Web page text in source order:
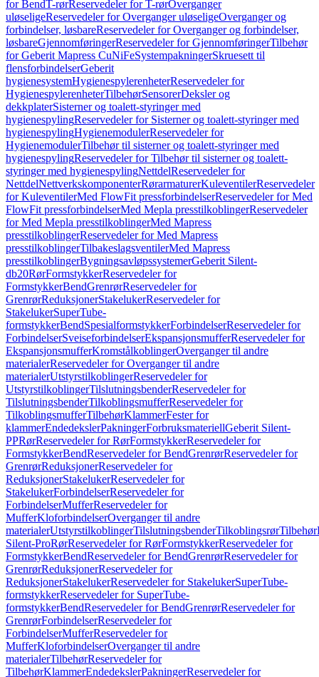
for BendT-rørReservedeler for T-rørOverganger
uløseligeReservedeler for Overganger uløseligeOverganger og
forbindelser, løsbareReservedeler for Overganger og forbindelser,
løsbareGjennomføringerReservedeler for GjennomføringerTilbehør
for Geberit Mapress CuNiFeSystempakningerSkruesett til
flensforbindelserGeberit
hygienesystemHygienespylerenheterReservedeler for
HygienespylerenheterTilbehørSensorerDeksler og
dekkplaterSisterner og toalett-styringer med
hygienespylingReservedeler for Sisterner og toalett-styringer med
hygienespylingHygienemodulerReservedeler for
HygienemodulerTilbehør til sisterner og toalett-styringer med
hygienespylingReservedeler for Tilbehør til sisterner og toalett-
styringer med hygienespylingNettdelReservedeler for
NettdelNettverkskomponenterRørarmaturerKuleventilerReservedeler
for KuleventilerMed FlowFit pressforbindelserReservedeler for Med
FlowFit pressforbindelserMed Mepla presstilkoblingerReservedeler
for Med Mepla presstilkoblingerMed Mapress
presstilkoblingerReservedeler for Med Mapress
presstilkoblingerTilbakeslagsventilerMed Mapress
presstilkoblingerBygningsavløpssystemerGeberit Silent-
db20RørFormstykkerReservedeler for
FormstykkerBendGrenrørReservedeler for
GrenrørReduksjonerStakelukerReservedeler for
StakelukerSuperTube-
formstykkerBendSpesialformstykkerForbindelserReservedeler for
ForbindelserSveiseforbindelserEkspansjonsmufferReservedeler for
EkspansjonsmufferKromstålkoblingerOverganger til andre
materialerReservedeler for Overganger til andre
materialerUtstyrstilkoblingerReservedeler for
UtstyrstilkoblingerTilslutningsbenderReservedeler for
TilslutningsbenderTilkoblingsmufferReservedeler for
TilkoblingsmufferTilbehørKlammerFester for
klammerEndedekslerPakningerForbruksmateriellGeberit Silent-
PPRørReservedeler for RørFormstykkerReservedeler for
FormstykkerBendReservedeler for BendGrenrørReservedeler for
GrenrørReduksjonerReservedeler for
ReduksjonerStakelukerReservedeler for
StakelukerForbindelserReservedeler for
ForbindelserMufferReservedeler for
MufferKloforbindelserOverganger til andre
materialerUtstyrstilkoblingerTilslutningsbenderTilkoblingsrørTilbehør
Silent-ProRørReservedeler for RørFormstykkerReservedeler for
FormstykkerBendReservedeler for BendGrenrørReservedeler for
GrenrørReduksjonerReservedeler for
ReduksjonerStakelukerReservedeler for StakelukerSuperTube-
formstykkerReservedeler for SuperTube-
formstykkerBendReservedeler for BendGrenrørReservedeler for
GrenrørForbindelserReservedeler for
ForbindelserMufferReservedeler for
MufferKloforbindelserOverganger til andre
materialerTilbehørReservedeler for
TilbehørKlammerEndedekslerPakningerReservedeler for